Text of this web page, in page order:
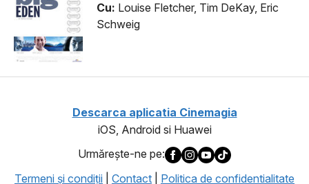
Cu: Louise Fletcher, Tim DeKay, Eric
Schweig
Descarca aplicatia Cinemagia
iOS, Android si Huawei
Urmăreşte-ne pe:
Termeni şi condiţii
Contact Politica de confidentialitate